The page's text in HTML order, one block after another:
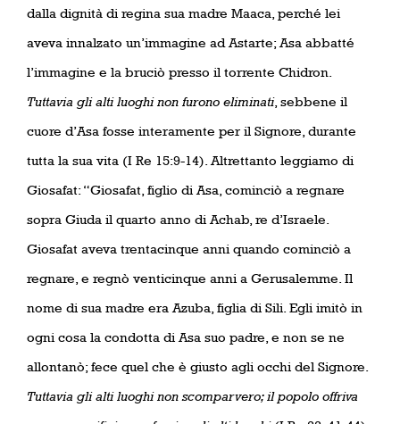
dalla dignità di regina sua madre Maaca, perché lei
aveva innalzato un’immagine ad Astarte; Asa abbatté
l’immagine e la bruciò presso il torrente Chidron.
Tuttavia gli alti luoghi non furono eliminati, sebbene il
cuore d’Asa fosse interamente per il Signore, durante
tutta la sua vita (I Re 15:9-14). Altrettanto leggiamo di
Giosafat: “Giosafat, figlio di Asa, cominciò a regnare
sopra Giuda il quarto anno di Achab, re d’Israele.
Giosafat aveva trentacinque anni quando cominciò a
regnare, e regnò venticinque anni a Gerusalemme. Il
nome di sua madre era Azuba, figlia di Sili. Egli imitò in
ogni cosa la condotta di Asa suo padre, e non se ne
allontanò; fece quel che è giusto agli occhi del Signore.
Tuttavia gli alti luoghi non scomparvero; il popolo offriva